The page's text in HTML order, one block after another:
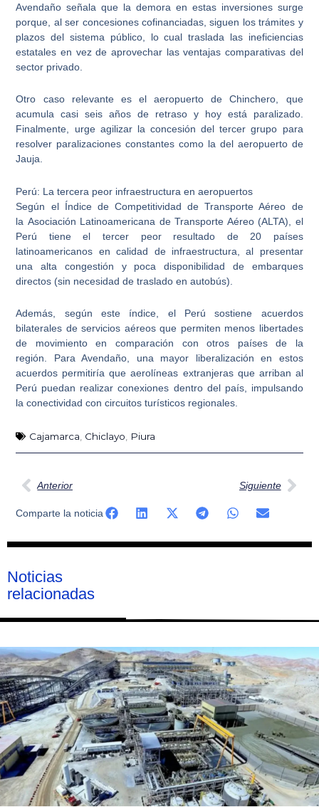
Avendaño señala que la demora en estas inversiones surge
porque, al ser concesiones cofinanciadas , siguen los trámites y
plazos del sistema público, lo cual traslada las ineficiencias
estatales en vez de aprovechar las ventajas comparativas del
sector privado.
Otro caso relevante es elaeropuerto de Chinchero, que
acumula casi seis años de retrasoy hoy está paralizado.
Finalmente, urge agilizar la concesión del tercer grupo para
resolver paralizaciones constantes como la del aeropuerto de
Jauja.
Perú: La tercera peor infraestructura en aeropuertos
Según el Índice de Competitividad de Transporte Aéreo de
la Asociación Latinoamericana de Transporte Aéreo (ALTA), el
Perú tiene el tercer peor resultado de 20 países
latinoamericanos en calidad de infraestructura , al presentar
una alta congestión y poca disponibilidad de embarques
directos (sin necesidad de traslado en autobús).
Además, según este índice, el Perú sostiene acuerdos
bilaterales de servicios aéreos que permiten menos libertades
de movimiento en comparación con otros países de la
región.
Para Avendaño, una mayor liberalización en estos
acuerdos permitiría que aerolíneas extranjeras que arriban al
Perú puedan realizar conexiones dentro del país, impulsando
la conectividad con circuitos turísticos regionales.
Cajamarca Chiclayo Piura
Ant
Anterior Siguiente
Comparte la noticia
Noticias
relacionadas
Página
Página
Página
Página
Página